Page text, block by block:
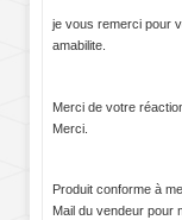
je vous remerci pour
amabilite.
Merci de votre
Merci.
Produit conforme à
Mail du vendeur pour